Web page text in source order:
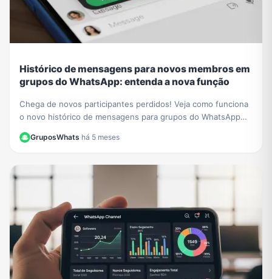
Histórico de mensagens para novos membros em
grupos do WhatsApp: entenda a nova função
Chega de novos participantes perdidos! Veja como funciona
o novo histórico de mensagens para grupos do WhatsApp
GruposWhats·há 5 meses